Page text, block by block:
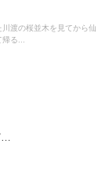
渡の桜並木を見てから仙
る...
…